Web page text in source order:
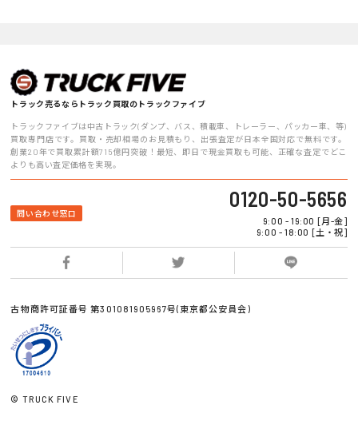
トラック売るならトラック買取のトラックファイブ
トラックファイブは中古トラック(ダンプ、バス、積載車、トレーラー、パッカー車、等)
買取専門店です。買取・売却相場のお見積もり、出張査定が日本全国対応で無料です。
創業20年で買取累計額715億円突破！最短、即日で現金買取も可能、正確な査定でどこ
よりも高い査定価格を実現。
問い合わせ窓口
0120-50-5656
9:00 - 19:00 [月-金]
9:00 - 18:00 [土・祝]
古物商許可証番号 第301081905967号(東京都公安員会)
© TRUCK FIVE